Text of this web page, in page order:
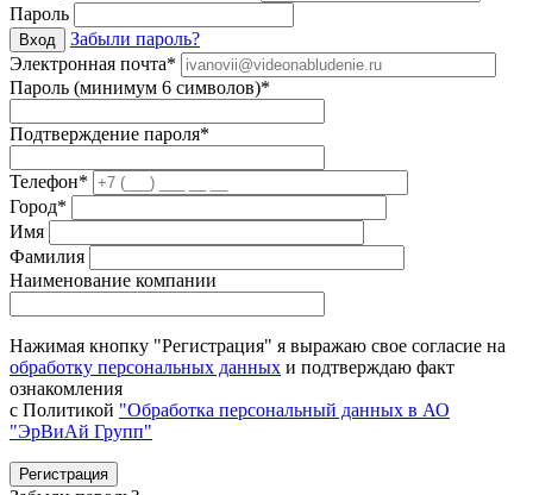
Пароль
Вход
Забыли пароль?
Электронная почта*
Пароль (минимум 6 символов)*
Подтверждение пароля*
Телефон*
Город*
Имя
Фамилия
Наименование компании
Нажимая кнопку "Регистрация" я выражаю свое согласие на
обработку персональных данных и подтверждаю факт
ознакомления
с Политикой "Обработка персональный данных в АО
"ЭрВиАй Групп"
Регистрация